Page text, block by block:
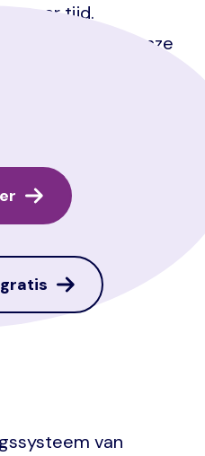
tijd.
voorbeeld van onze
van